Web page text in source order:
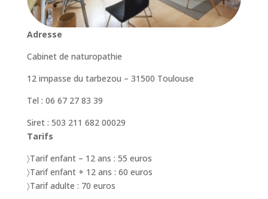
Adresse
Cabinet de naturopathie
12 impasse du tarbezou – 31500 Toulouse
Tel : 06 67 27 83 39
Siret : 503 211 682 00029
Tarifs
〉Tarif enfant – 12 ans : 55 euros
〉Tarif enfant + 12 ans : 60 euros
〉Tarif adulte : 70 euros